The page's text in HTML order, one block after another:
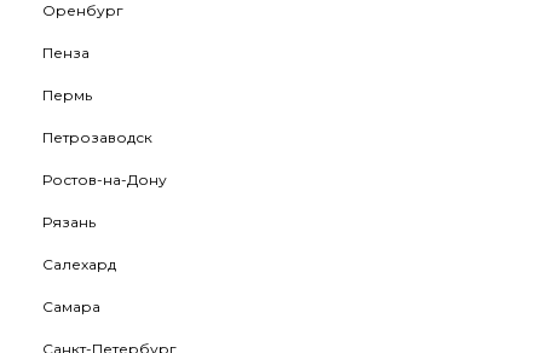
Оренбург
Пенза
Пермь
Петрозаводск
Ростов-на-Дону
Рязань
Салехард
Самара
Санкт-Петербург